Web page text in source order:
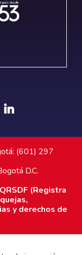
(601) 297
D.C.
(Registra
y derechos de